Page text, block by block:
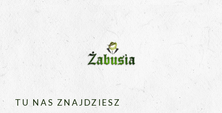
TU NAS ZNAJDZIESZ